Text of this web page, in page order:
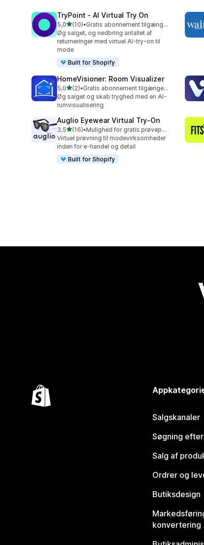
TryPoint ‑ AI Virtual Try On
5,0ud af 5 stjerner
(10)
10 anmeldelser i alt
•
Gratis abonnement tilgængeligt
Øg salget, og nedbring antallet af
returneringer med virtuel AI-try-on til
mode
Built for Shopify
HomeVisioner: Room Visualizer
5,0ud af 5 stjerner
(2)
2 anmeldelser i alt
•
Gratis abonnement tilgængeligt
Øg salget og skab tryghed med en AI-
rumvisualisering
Auglio Eyewear Virtual Try‑On
3,5ud af 5 stjerner
(16)
16 anmeldelser i alt
•
Mulighed for gratis prøveperiode
Virtuel prøvning til modevirksomheder
inden for e-handel og detail
Built for Shopify
Salgskanaler
Søgning
Salg af
Ordrer og
Butiksdesign
konvertering